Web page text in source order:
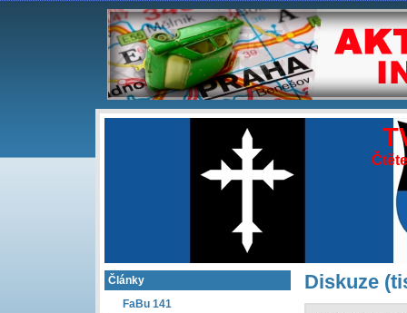
Diskuze
Články
FaBu 141